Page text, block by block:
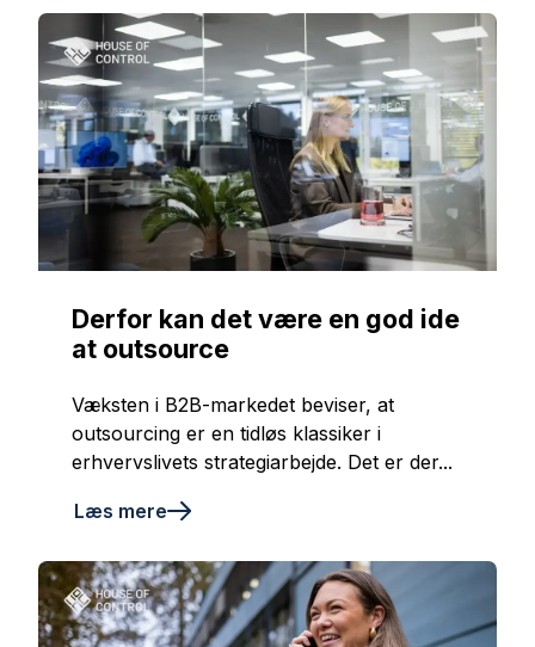
Derfor kan det være en god ide
at outsource
Væksten i B2B-markedet beviser, at
outsourcing er en tidløs klassiker i
erhvervslivets strategiarbejde. Det er der...
Læs mere